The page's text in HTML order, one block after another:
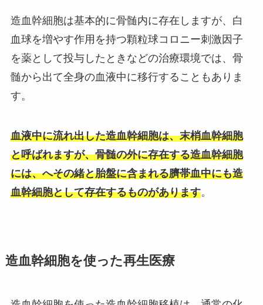
造血幹細胞は基本的に骨髄内に存在しますが、白
血球を増やす作用を持つ顆粒球コロニー刺激因子
を薬として投与したときなどの治療環境では、骨
髄から出て全身の血液中に移行することもありま
す。
血液中に流れ出した造血幹細胞は、末梢血幹細胞
と呼ばれますが、骨髄の外に存在する造血幹細胞
には、へその緒と胎盤に含まれる臍帯血中にも造
血幹細胞として存在するものがあります。
造血幹細胞を使った再生医療